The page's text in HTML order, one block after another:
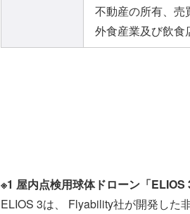
不動産の所有、売
外食産業及び飲食
※1 屋内点検用球体ドローン「ELIOS
ELIOS 3は、 Flyability社が開発した